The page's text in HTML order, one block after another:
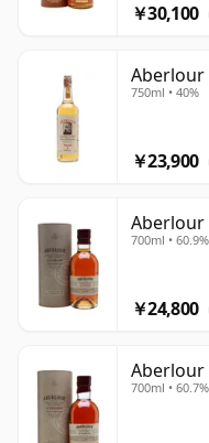
￥30,100
Aberlour
750ml • 40%
￥23,900
Aberlour
700ml • 60.9%
￥24,800
Aberlour
700ml • 60.7%